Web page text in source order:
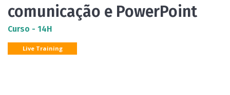
comunicação e PowerPoint
Curso - 14H
Live Training